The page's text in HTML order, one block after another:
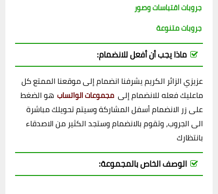
جروبات اقتباسات وصور
جروبات متنوعة
ماذا يجب أن أفعل للانضمام:
عزيزي الزائر الكريم يشرفنا انضمام إلى موقعنا الممتع كل
ماعليك فعله للانضمام إلى مجموعات الواتساب هو الضغط
على زر الانضمام أسفل المشاركة وسيتم تحويلك مباشرة
الى الجروب، وتقوم بالانضمام وستجد الكثير من الاصدقاء
بانتظارك
الوصف الخاص بالمجموعة: